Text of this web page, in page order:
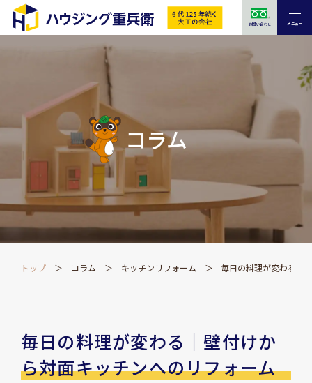
お問い合わせ メニュー
コラム
トップ コラム キッチンリフォーム 毎日の料理が変わる｜
毎日の料理が変わる｜壁付けか
ら対面キッチンへのリフォーム